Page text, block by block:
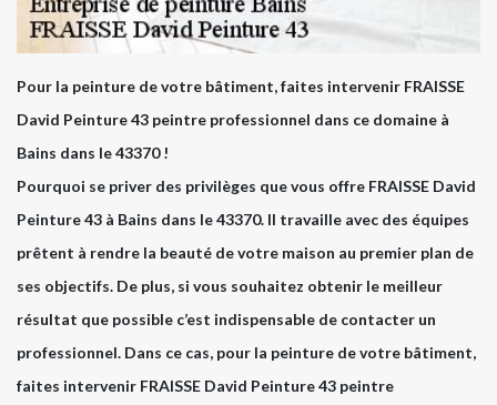
Pour la peinture de votre bâtiment, faites intervenir FRAISSE
David Peinture 43 peintre professionnel dans ce domaine à
Bains dans le 43370 !
Pourquoi se priver des privilèges que vous offre FRAISSE David
Peinture 43 à Bains dans le 43370. Il travaille avec des équipes
prêtent à rendre la beauté de votre maison au premier plan de
ses objectifs. De plus, si vous souhaitez obtenir le meilleur
résultat que possible c’est indispensable de contacter un
professionnel. Dans ce cas, pour la peinture de votre bâtiment,
faites intervenir FRAISSE David Peinture 43 peintre